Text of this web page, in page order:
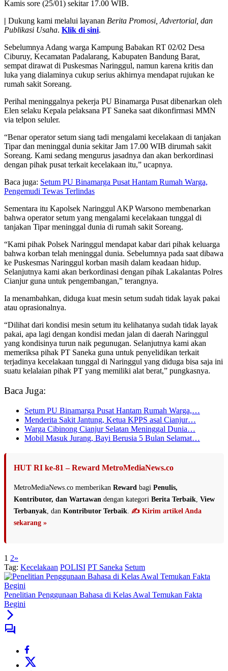
Kamis sore (25/01) sekitar 17.00 WIB.
| Dukung kami melalui layanan Berita Promosi, Advertorial, dan
Publikasi Usaha. Klik di sini.
Sebelumnya Adang warga Kampung Babakan RT 02/02 Desa
Ciburuy, Kecamatan Padalarang, Kabupaten Bandung Barat,
sempat dirawat di Puskesmas Naringgul, namun karena kritis dan
luka yang dialaminya cukup serius akhirnya mendapat rujukan ke
rumah sakit Soreang.
Perihal meninggalnya pekerja PU Binamarga Pusat dibenarkan oleh
Elen selaku Kepala pelaksana PT Saneka saat dikonfirmasi MMN
via telpon seluler.
“Benar operator setum siang tadi mengalami kecelakaan di tanjakan
Tipar dan meninggal dunia sekitar Jam 17.00 WIB dirumah sakit
Soreang. Kami sedang mengurus jasadnya dan akan berkordinasi
dengan pihak pusat terkait kecelakaan itu,” ucapnya.
Baca juga: Setum PU Binamarga Pusat Hantam Rumah Warga,
Pengemudi Tewas Terlindas
Sementara itu Kapolsek Naringgul AKP Warsono membenarkan
bahwa operator setum yang mengalami kecelakaan tunggal di
tanjakan Tipar meninggal dunia di rumah sakit Soreang.
“Kami pihak Polsek Naringgul mendapat kabar dari pihak keluarga
bahwa korban telah meninggal dunia. Sebelumnya pada saat dibawa
ke Puskesmas Naringgul korban masih dalam keadaan hidup.
Selanjutnya kami akan berkordinasi dengan pihak Lakalantas Polres
Cianjur guna untuk pengembangan,” terangnya.
Ia menambahkan, diduga kuat mesin setum sudah tidak layak pakai
atau oprasionalnya.
“Dilihat dari kondisi mesin setum itu kelihatanya sudah tidak layak
pakai, apa lagi dengan kondisi medan jalan di daerah Naringgul
yang kondisinya turun naik pegunugan. Selanjutnya kami akan
memeriksa pihak PT Saneka guna untuk penyelidikan terkait
terjadinya kecelakaan tunggal di Naringgul yang diduga bisa saja ini
suatu kelalaian pihak PT yang memiliki alat berat,” pungkasnya.
Baca Juga:
Setum PU Binamarga Pusat Hantam Rumah Warga,…
Menderita Sakit Jantung, Ketua KPPS asal Cianjur…
Warga Cibinong Cianjur Selatan Meninggal Dunia…
Mobil Masuk Jurang, Bayi Berusia 5 Bulan Selamat…
HUT RI ke-81 – Reward MetroMediaNews.co
MetroMediaNews.co memberikan Reward bagi Penulis,
Kontributor, dan Wartawan dengan kategori Berita Terbaik View
Terbanyak , dan Kontributor Terbaik ✍️ Kirim artikel Anda
sekarang »
1 2»
Tag: Kecelakaan POLISI PT Saneka Setum
Penelitian Penggunaan Bahasa di Kelas Awal Temukan Fakta
Begini